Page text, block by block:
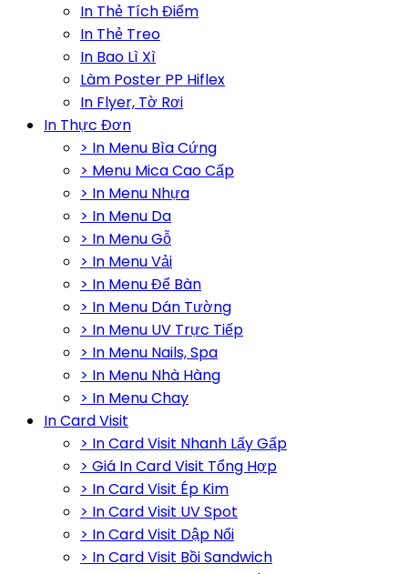
In Thẻ Tích Điểm
In Thẻ Treo
In Bao Lì Xì
Làm Poster PP Hiflex
In Flyer, Tờ Rơi
In Thực Đơn
> In Menu Bìa Cứng
> Menu Mica Cao Cấp
> In Menu Nhựa
> In Menu Da
> In Menu Gỗ
> In Menu Vải
> In Menu Để Bàn
> In Menu Dán Tường
> In Menu UV Trực Tiếp
> In Menu Nails, Spa
> In Menu Nhà Hàng
> In Menu Chay
In Card Visit
> In Card Visit Nhanh Lấy Gấp
> Giá In Card Visit Tổng Hợp
> In Card Visit Ép Kim
> In Card Visit UV Spot
> In Card Visit Dập Nổi
> In Card Visit Bồi Sandwich